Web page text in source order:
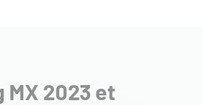
MX 2023 et